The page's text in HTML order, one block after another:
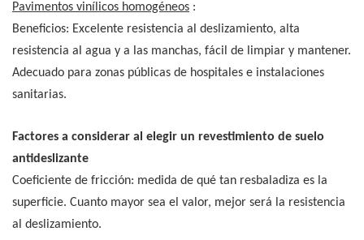
Pavimentos vinílicos homogéneos :
Beneficios: Excelente resistencia al deslizamiento, alta
resistencia al agua y a las manchas, fácil de limpiar y mantener.
Adecuado para zonas públicas de hospitales e instalaciones
sanitarias.
Factores a considerar al elegir un revestimiento de suelo
antideslizante
Coeficiente de fricción: medida de qué tan resbaladiza es la
superficie. Cuanto mayor sea el valor, mejor será la resistencia
al deslizamiento.